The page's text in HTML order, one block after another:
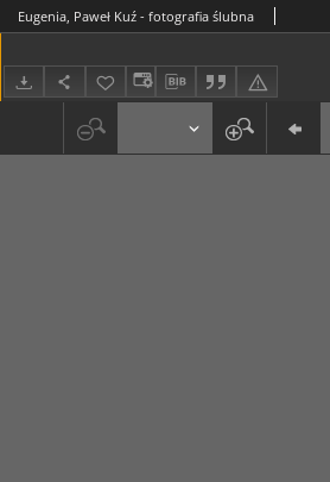
Eugenia, Paweł Kuź - fotografia ślubna